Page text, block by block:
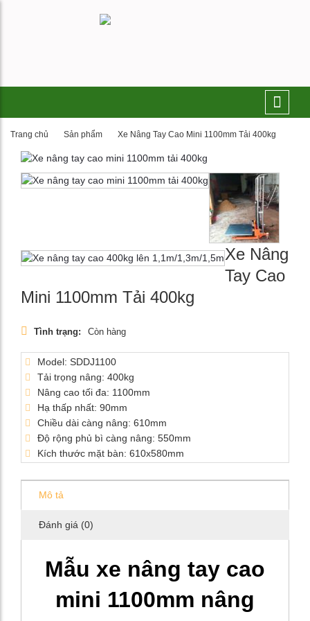
Trang chủ Sản phẩm Xe Nâng Tay Cao Mini 1100mm Tải 400kg
Xe Nâng
Tay Cao
Mini 1100mm Tải 400kg
Tình trạng: Còn hàng
Model: SDDJ1100
Tải trọng nâng: 400kg
Nâng cao tối đa: 1100mm
Hạ thấp nhất: 90mm
Chiều dài càng nâng: 610mm
Độ rộng phủ bì càng nâng: 550mm
Kích thước mặt bàn: 610x580mm
Mô tả
Đánh giá (0)
Mẫu xe nâng tay cao
mini 1100mm nâng